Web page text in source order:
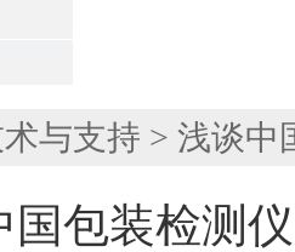
与支持 > 浅谈中
国包装检测